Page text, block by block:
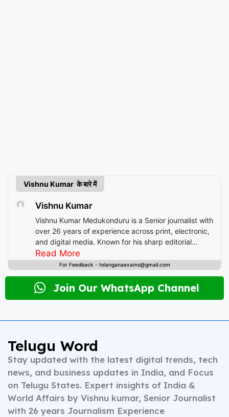
Vishnu Kumar के बारे में
Vishnu Kumar
Vishnu Kumar Medukonduru is a Senior journalist with
over 26 years of experience across print, electronic,
and digital media. Known for his sharp editorial
instincts and deep understanding of public
discourse, Vishnu has contributed to leading
newsrooms in diverse roles—from field reporting and
desk editing to content strategy and multimedia
storytelling. His expertise spans a wide spectrum of
analysis, Vishnu brings clarity, credibility, and
context to every piece he writes. A trusted voice in
Indian journalism, he continues to shape narratives
that inform, empower, and inspire readers across
platforms.
Read More
For Feedback - telanganaexams@gmail.com
Join Our WhatsApp Channel
Telugu Word
Stay updated with the latest digital trends, tech
news, and business updates in India, and Focus
on Telugu States. Expert insights of India &
World Affairs by Vishnu kumar, Senior Journalist
with 26 years Journalism Experience